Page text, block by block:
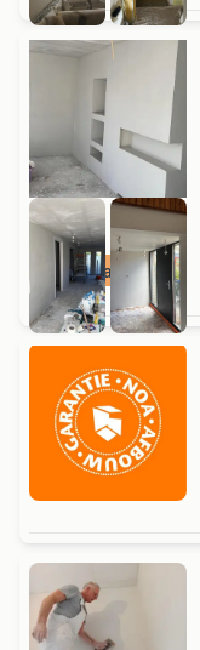
Prijsgarantie